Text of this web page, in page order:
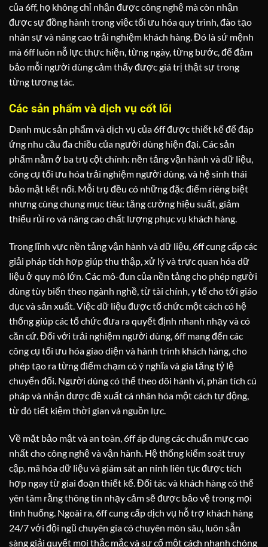
của 6ff, họ không chỉ nhận được công nghệ mà còn nhận
được sự đồng hành trong việc tối ưu hóa quy trình, đào tạo
nhân sự và nâng cao trải nghiệm khách hàng. Đó là sứ mệnh
mà 6ff luôn nỗ lực thực hiện, từng ngày, từng bước, để đảm
bảo mỗi người dùng cảm thấy được giá trị thật sự trong
từng tương tác.
Các sản phẩm và dịch vụ cốt lõi
Danh mục sản phẩm và dịch vụ của 6ff được thiết kế để đáp
ứng nhu cầu đa chiều của người dùng hiện đại. Các sản
phẩm nằm ở ba trụ cột chính: nền tảng vận hành và dữ liệu,
công cụ tối ưu hóa trải nghiệm người dùng, và hệ sinh thái
bảo mật kết nối. Mỗi trụ đều có những đặc điểm riêng biệt
nhưng cùng chung mục tiêu: tăng cường hiệu suất, giảm
thiểu rủi ro và nâng cao chất lượng phục vụ khách hàng.
Trong lĩnh vực nền tảng vận hành và dữ liệu, 6ff cung cấp các
giải pháp tích hợp giúp thu thập, xử lý và trực quan hóa dữ
liệu ở quy mô lớn. Các mô-đun của nền tảng cho phép người
dùng tùy biến theo ngành nghề, từ tài chính, y tế cho tới giáo
dục và sản xuất. Việc dữ liệu được tổ chức một cách có hệ
thống giúp các tổ chức đưa ra quyết định nhanh nhạy và có
căn cứ. Đối với trải nghiệm người dùng, 6ff mang đến các
công cụ tối ưu hóa giao diện và hành trình khách hàng, cho
phép tạo ra từng điểm chạm có ý nghĩa và gia tăng tỷ lệ
chuyển đổi. Người dùng có thể theo dõi hành vi, phân tích cú
pháp và nhận được đề xuất cá nhân hóa một cách tự động,
từ đó tiết kiệm thời gian và nguồn lực.
Về mặt bảo mật và an toàn, 6ff áp dụng các chuẩn mực cao
nhất cho công nghệ và vận hành. Hệ thống kiểm soát truy
cập, mã hóa dữ liệu và giám sát an ninh liên tục được tích
hợp ngay từ giai đoạn thiết kế. Đối tác và khách hàng có thể
yên tâm rằng thông tin nhạy cảm sẽ được bảo vệ trong mọi
tình huống. Ngoài ra, 6ff cung cấp dịch vụ hỗ trợ khách hàng
24/7 với đội ngũ chuyên gia có chuyên môn sâu, luôn sẵn
sàng giải quyết mọi thắc mắc và sự cố một cách nhanh chóng